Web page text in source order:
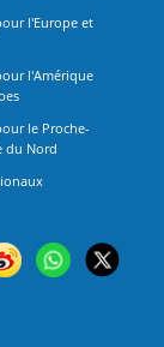
l'Europe et
l'Amérique
le Proche-
du Nord